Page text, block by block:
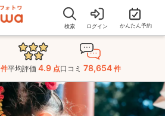
検索 ログイン かんたん予約
件平均評価 4.9 点口コミ 78,654 件